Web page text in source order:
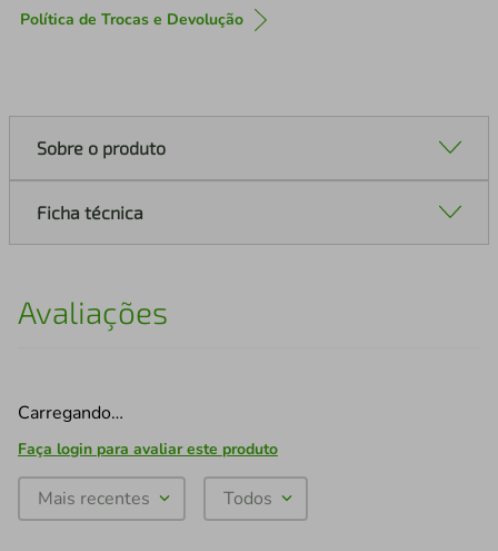
Política de Trocas e Devolução
Sobre o produto
Ficha técnica
Avaliações
Carregando…
Faça login para avaliar este produto
Mais recentes Todos